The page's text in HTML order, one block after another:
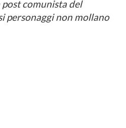
comunista del
personaggi non mollano